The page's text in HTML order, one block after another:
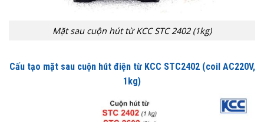
Mặt sau cuộn hút từ KCC STC 2402 (1kg)
Cấu tạo mặt sau cuộn hút điện từ KCC STC2402 (coil AC220V,
1kg)